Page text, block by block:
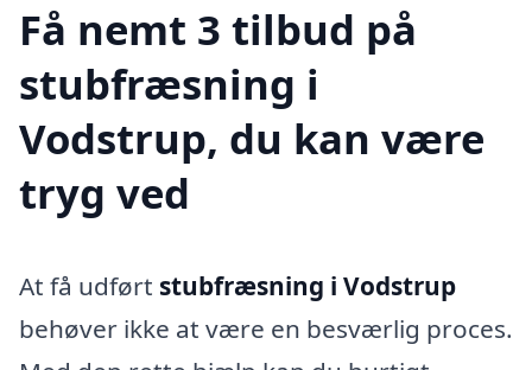
Få nemt 3 tilbud på
stubfræsning i
Vodstrup, du kan være
tryg ved
At få udført stubfræsning i Vodstrup
behøver ikke at være en besværlig proces.